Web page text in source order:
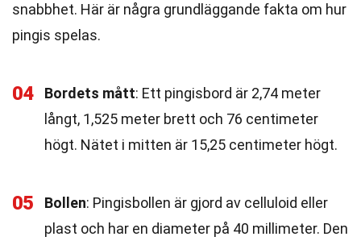
snabbhet. Här är några grundläggande fakta om hur
pingis spelas.
04 Bordets mått: Ett pingisbord är 2,74 meter
långt, 1,525 meter brett och 76 centimeter
högt. Nätet i mitten är 15,25 centimeter högt.
05 Bollen: Pingisbollen är gjord av celluloid eller
plast och har en diameter på 40 millimeter. Den